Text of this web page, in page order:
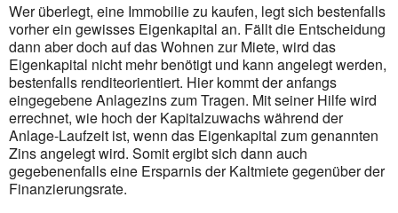
Wer überlegt, eine Immobilie zu kaufen, legt sich bestenfalls
vorher ein gewisses Eigenkapital an. Fällt die Entscheidung
dann aber doch auf das Wohnen zur Miete, wird das
Eigenkapital nicht mehr benötigt und kann angelegt werden,
bestenfalls renditeorientiert. Hier kommt der anfangs
eingegebene Anlagezins zum Tragen. Mit seiner Hilfe wird
errechnet, wie hoch der Kapitalzuwachs während der
Anlage-Laufzeit ist, wenn das Eigenkapital zum genannten
Zins angelegt wird. Somit ergibt sich dann auch
gegebenenfalls eine Ersparnis der Kaltmiete gegenüber der
Finanzierungsrate.